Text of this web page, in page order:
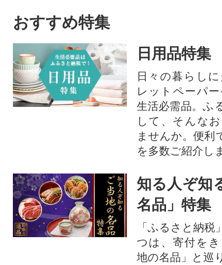
おすすめ特集
日用品特集
日々の暮らし
レットペーパ
生活必需品。ふ
して、そんな
ませんか。便利
を多数ご紹介し
知る人ぞ知
名品」特集
「ふるさと納
つは、寄付を
地の名品」と巡